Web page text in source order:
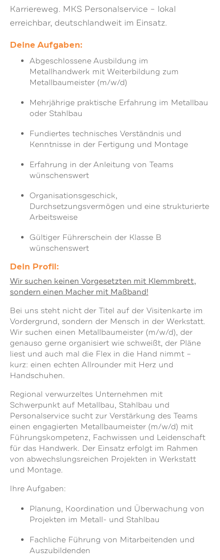
Karriereweg. MKS Personalservice – lokal
erreichbar, deutschlandweit im Einsatz.
Deine Aufgaben:
Abgeschlossene Ausbildung im
Metallhandwerk mit Weiterbildung zum
Metallbaumeister (m/w/d)
Mehrjährige praktische Erfahrung im Metallbau
oder Stahlbau
Fundiertes technisches Verständnis und
Kenntnisse in der Fertigung und Montage
Erfahrung in der Anleitung von Teams
wünschenswert
Organisationsgeschick,
Durchsetzungsvermögen und eine strukturierte
Arbeitsweise
Gültiger Führerschein der Klasse B
wünschenswert
Dein Profil:
Wir suchen keinen Vorgesetzten mit Klemmbrett,
sondern einen Macher mit Maßband!
Bei uns steht nicht der Titel auf der Visitenkarte im
Vordergrund, sondern der Mensch in der Werkstatt.
Wir suchen einen Metallbaumeister (m/w/d), der
genauso gerne organisiert wie schweißt, der Pläne
liest und auch mal die Flex in die Hand nimmt –
kurz: einen echten Allrounder mit Herz und
Handschuhen.
Regional verwurzeltes Unternehmen mit
Schwerpunkt auf Metallbau, Stahlbau und
Personalservice sucht zur Verstärkung des Teams
einen engagierten Metallbaumeister (m/w/d) mit
Führungskompetenz, Fachwissen und Leidenschaft
für das Handwerk. Der Einsatz erfolgt im Rahmen
von abwechslungsreichen Projekten in Werkstatt
und Montage.
Ihre Aufgaben:
Planung, Koordination und Überwachung von
Projekten im Metall- und Stahlbau
Fachliche Führung von Mitarbeitenden und
Auszubildenden